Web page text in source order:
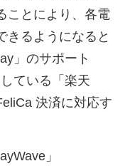
ことにより、各電
きるようになると
」のサポート
ている「楽天
決済に対応す
」